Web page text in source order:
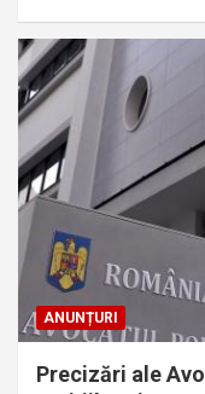
ANUNȚURI
Precizări ale